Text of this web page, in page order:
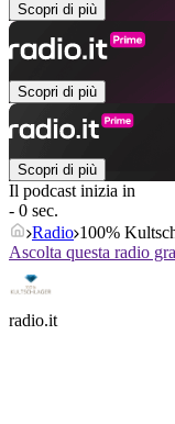
Scopri di più
Scopri di più
Scopri di più
Il podcast inizia in
- 0 sec.
Radio 100%
Ascolta questa radio
radio.it